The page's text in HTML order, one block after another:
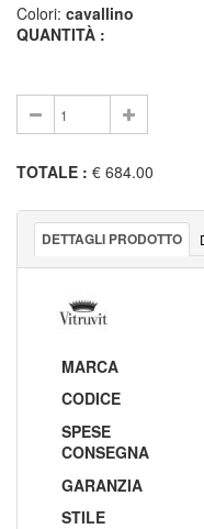
Colori: cavallino
QUANTITÀ :
TOTALE : € 684.00
DETTAGLI PRODOTTO
MARCA
CODICE
SPESE
CONSEGNA
GARANZIA
STILE